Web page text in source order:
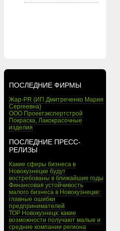
ПОСЛЕДНИЕ ФИРМЫ
Жар-PR (ИП Дмитреченко Мария
Сергеевна)
ООО Проектэкспертстрой
Покраска, Лакокрасочные
изделия
ПОСЛЕДНИЕ ПРЕСС-
РЕЛИЗЫ
Какие сферы бизнеса в
Новокузнецке будут
востребованы в ближайшие годы
Финансовая устойчивость
малого бизнеса в Новокузнецке:
главные ошибки
предпринимателей
ТОР Новокузнецк: какие
возможности получают малые и
средние компании региона